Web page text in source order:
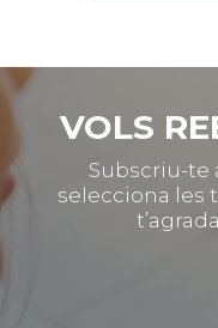
VOLS
Subscriu-te
selecciona les